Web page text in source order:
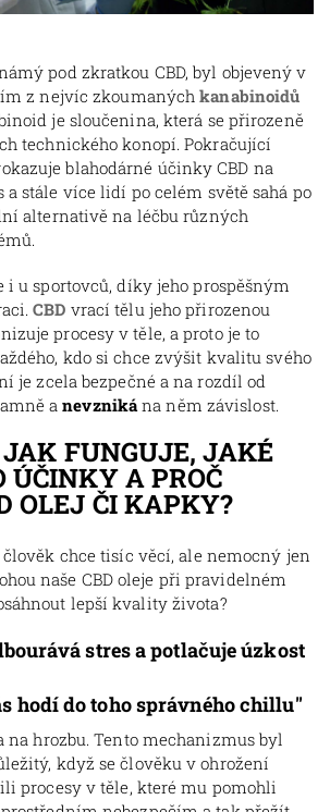
pod zkratkou CBD, byl objevený v
z nejvíc zkoumanýchkanabinoidů
je sloučenina, která se přirozeně
technického konopí. Pokračující
blahodárné účinky CBD na
stále více lidí po celém světě sahá po
alternativě na léčbu různých
u sportovců, díky jeho prospěšným
CBD vrací tělu jeho přirozenou
procesy v těle, a proto je to
kdo si chce zvýšit kvalitu svého
je zcela bezpečné a na rozdíl od
anevzniká na něm závislost.
JAK FUNGUJE, JAKÉ
ÚČINKY A PROČ
OLEJ ČI KAPKY?
člověk chce tisíc věcí, ale nemocný jen
naše CBD oleje při pravidelném
lepší kvality života?
stres a potlačuje úzkost
hodí do toho správného chillu"
na hrozbu. Tento mechanizmus byl
když se člověku v ohrožení
procesy v těle, které mu pomohli